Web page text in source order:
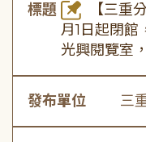
標題
【三重
月1日起閉館
光興閱覽室
發布單位 三